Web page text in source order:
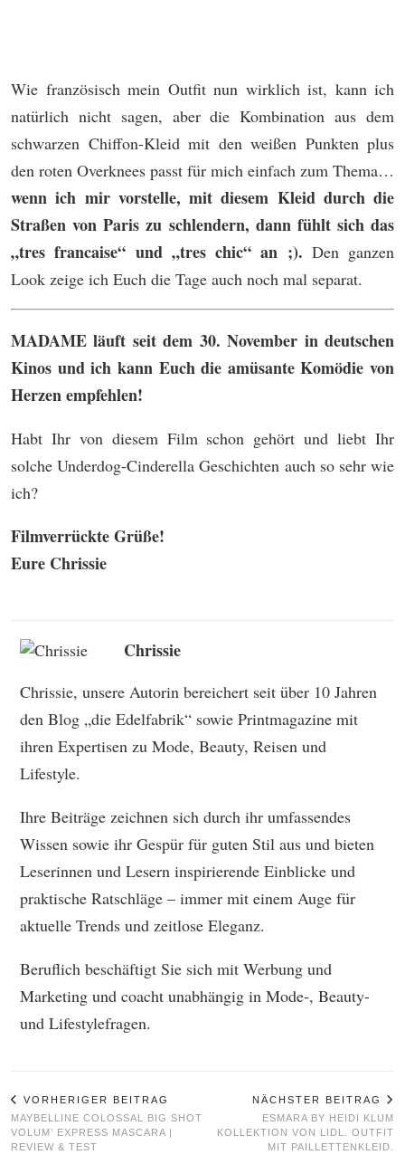
Wie französisch mein Outfit nun wirklich ist, kann ich
natürlich nicht sagen, aber die Kombination aus dem
schwarzen Chiffon-Kleid mit den weißen Punkten plus
den roten Overknees passt für mich einfach zum Thema…
wenn ich mir vorstelle, mit diesem Kleid durch die
Straßen von Paris zu schlendern, dann fühlt sich das
„tres francaise“ und „tres chic“ an ;). Den ganzen
Look zeige ich Euch die Tage auch noch mal separat.
MADAME läuft seit dem 30. November in deutschen
Kinos und ich kann Euch die amüsante Komödie von
Herzen empfehlen!
Habt Ihr von diesem Film schon gehört und liebt Ihr
solche Underdog-Cinderella Geschichten auch so sehr wie
ich?
Filmverrückte Grüße!
Eure Chrissie
Chrissie
Chrissie, unsere Autorin bereichert seit über 10 Jahren
den Blog „die Edelfabrik“ sowie Printmagazine mit
ihren Expertisen zu Mode, Beauty, Reisen und
Lifestyle.
Ihre Beiträge zeichnen sich durch ihr umfassendes
Wissen sowie ihr Gespür für guten Stil aus und bieten
Leserinnen und Lesern inspirierende Einblicke und
praktische Ratschläge – immer mit einem Auge für
aktuelle Trends und zeitlose Eleganz.
Beruflich beschäftigt Sie sich mit Werbung und
Marketing und coacht unabhängig in Mode-, Beauty-
und Lifestylefragen.
VORHERIGER BEITRAG
MAYBELLINE COLOSSAL BIG SHOT
VOLUM’ EXPRESS MASCARA |
REVIEW & TEST
NÄCHSTER BEITRAG
ESMARA BY HEIDI KLUM
KOLLEKTION VON LIDL. OUTFIT
MIT PAILLETTENKLEID.